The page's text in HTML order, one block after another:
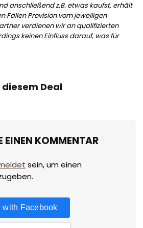
anschließend z.B. etwas kaufst, erhält
Fällen Provision vom jeweiligen
verdienen wir an qualifizierten
keinen Einfluss darauf, was für
Deal
EINEN KOMMENTAR
sein, um einen
with Facebook